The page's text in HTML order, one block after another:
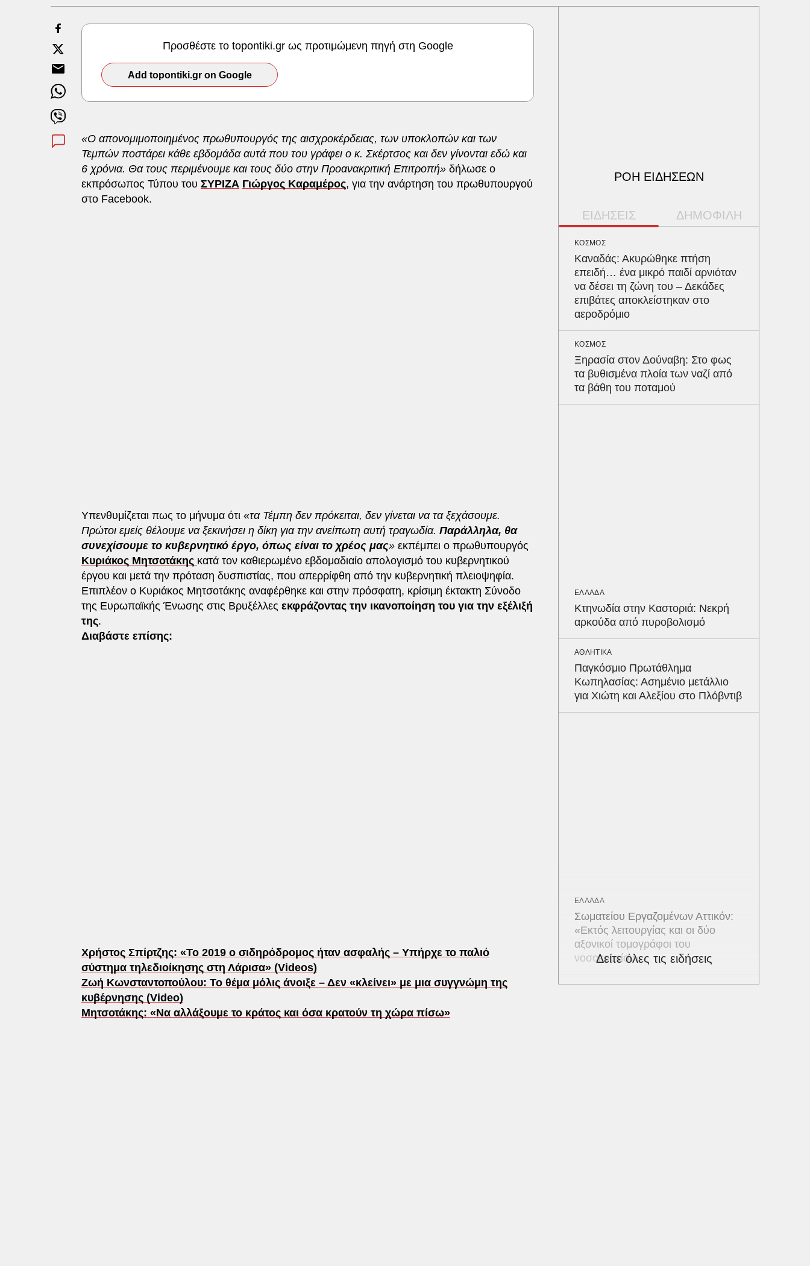
Προσθέστε το topontiki.gr ως προτιμώμενη πηγή στη Google
Add topontiki.gr on Google
«Ο απονομιμοποιημένος πρωθυπουργός της αισχροκέρδειας, των υποκλοπών και των
Τεμπών ποστάρει κάθε εβδομάδα αυτά που του γράφει ο κ. Σκέρτσος και δεν γίνονται εδώ και
6 χρόνια. Θα τους περιμένουμε και τους δύο στην Προανακριτική Επιτροπή» δήλωσε ο
εκπρόσωπος Τύπου του ΣΥΡΙΖΑ Γιώργος Καραμέρος, για την ανάρτηση του πρωθυπουργού
στο Facebook.
Υπενθυμίζεται πως το μήνυμα ότι «τα Τέμπη δεν πρόκειται, δεν γίνεται να τα ξεχάσουμε.
Πρώτοι εμείς θέλουμε να ξεκινήσει η δίκη για την ανείπωτη αυτή τραγωδία. Παράλληλα, θα
συνεχίσουμε το κυβερνητικό έργο, όπως είναι το χρέος μας» εκπέμπει ο πρωθυπουργός
Κυριάκος Μητσοτάκης κατά τον καθιερωμένο εβδομαδιαίο απολογισμό του κυβερνητικού
έργου και μετά την πρόταση δυσπιστίας, που απερρίφθη από την κυβερνητική πλειοψηφία.
Επιπλέον ο Κυριάκος Μητσοτάκης αναφέρθηκε και στην πρόσφατη, κρίσιμη έκτακτη Σύνοδο
της Ευρωπαϊκής Ένωσης στις Βρυξέλλες εκφράζοντας την ικανοποίηση του για την εξέλιξή
της.
Διαβάστε επίσης:
Χρήστος Σπίρτζης: «Το 2019 ο σιδηρόδρομος ήταν ασφαλής – Υπήρχε το παλιό
σύστημα τηλεδιοίκησης στη Λάρισα» (Videos)
Ζωή Κωνσταντοπούλου: Το θέμα μόλις άνοιξε – Δεν «κλείνει» με μια συγγνώμη της
κυβέρνησης (Video)
Μητσοτάκης: «Να αλλάξουμε το κράτος και όσα κρατούν τη χώρα πίσω»
ΡΟΗ ΕΙΔΗΣΕΩΝ
ΕΙΔΗΣΕΙΣ ΔΗΜΟΦΙΛΗ
ΚΟΣΜΟΣ
Καναδάς: Ακυρώθηκε πτήση
επειδή… ένα μικρό παιδί αρνιόταν
να δέσει τη ζώνη του – Δεκάδες
επιβάτες αποκλείστηκαν στο
αεροδρόμιο
ΚΟΣΜΟΣ
Ξηρασία στον Δούναβη: Στο φως
τα βυθισμένα πλοία των ναζί από
τα βάθη του ποταμού
ΕΛΛΑΔΑ
Κτηνωδία στην Καστοριά: Νεκρή
αρκούδα από πυροβολισμό
ΑΘΛΗΤΙΚΑ
Παγκόσμιο Πρωτάθλημα
Κωπηλασίας: Ασημένιο μετάλλιο
για Χιώτη και Αλεξίου στο Πλόβντιβ
ΕΛΛΑΔΑ
Σωματείου Εργαζομένων Αττικόν:
«Εκτός λειτουργίας και οι δύο
αξονικοί τομογράφοι του
νοσοκομείου»
Δείτε όλες τις ειδήσεις